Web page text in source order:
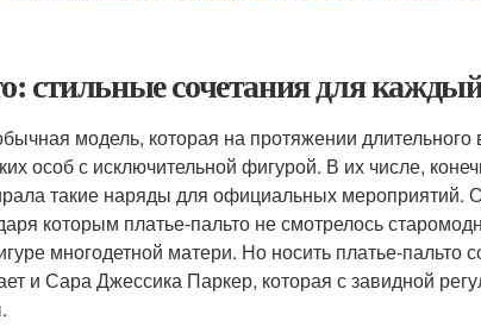
стильные сочетания для
модель, которая на протяжении
особ с исключительной фигурой. В их числе,
такие наряды для официальных мероприятий.
которым платье-пальто не смотрелось
многодетной матери. Но носить платье-
и Сара Джессика Паркер, которая с завидной